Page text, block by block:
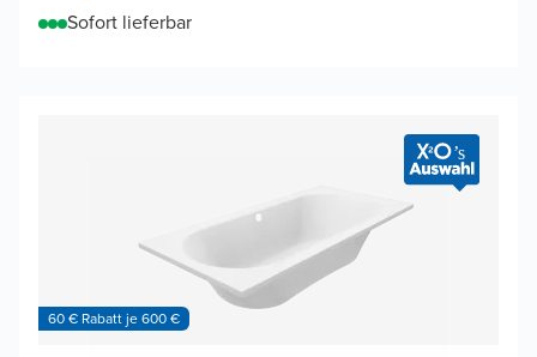
Sofort lieferbar
60 € Rabatt je 600 €